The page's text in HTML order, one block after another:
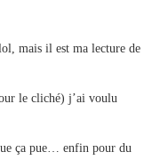
mais il est ma lecture de
le cliché) j’ai voulu
ça pue… enfin pour du